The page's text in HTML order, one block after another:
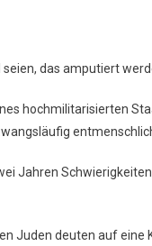
das amputiert
hochmilitarisierten
Jahren
Juden deuten auf eine